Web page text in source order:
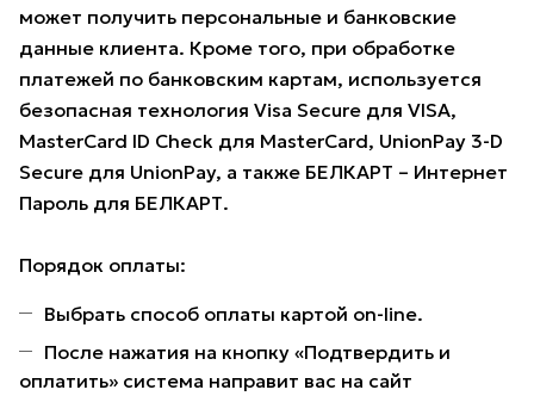
может получить персональные и банковские
данные клиента. Кроме того, при обработке
платежей по банковским картам, используется
безопасная технология Visa Secure для VISA,
MasterCard ID Check для MasterCard, UnionPay 3-D
Secure для UnionPay, а также БЕЛКАРТ – Интернет
Пароль для БЕЛКАРТ.
Порядок оплаты:
Выбрать способ оплаты картой on-line.
После нажатия на кнопку «Подтвердить и
оплатить» система направит вас на сайт